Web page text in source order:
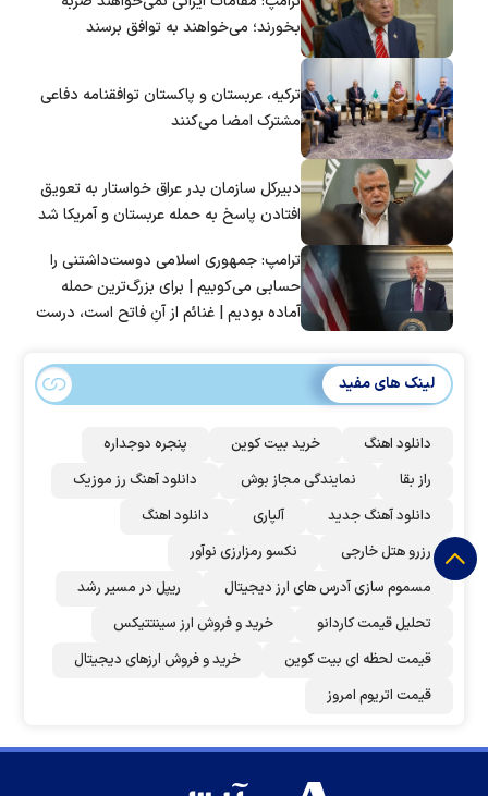
بخورند؛ می‌خواهند به توافق برسند
ترکیه، عربستان و پاکستان توافقنامه دفاعی
مشترک امضا می‌کنند
دبیرکل سازمان بدر عراق خواستار به تعویق
افتادن پاسخ به حمله عربستان و آمریکا شد
ترامپ: جمهوری اسلامی دوست‌داشتنی را
حسابی می‌کوبیم | برای بزرگ‌ترین حمله
آماده بودیم | غنائم از آنِ فاتح است، درست
لینک های مفید
دانلود اهنگ خرید بیت کوین
پنجره دوجداره
راز بقا
نمایندگی مجاز بوش
دانلود آهنگ رز‌ موزیک
دانلود آهنگ جدید
آلپاری
دانلود اهنگ
رزرو هتل خارجی
نکسو رمزارزی نوآور
مسموم سازی آدرس های ارز دیجیتال
ریپل در مسیر رشد
تحلیل قیمت کاردانو
خرید و فروش ارز سینتتیکس
قیمت لحظه ای بیت کوین
خرید و فروش ارزهای دیجیتال
قیمت اتریوم امروز